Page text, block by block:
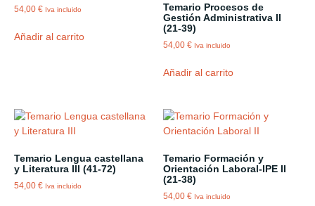
54,00 € Iva incluido
Añadir al carrito
Temario Procesos de
Gestión Administrativa II
(21-39)
54,00€ Iva incluido
Añadir al carrito
Temario Lengua castellana
y Literatura III (41-72)
54,00 € Iva incluido
Temario Formación y
Orientación Laboral-IPE II
(21-38)
54,00€ Iva incluido